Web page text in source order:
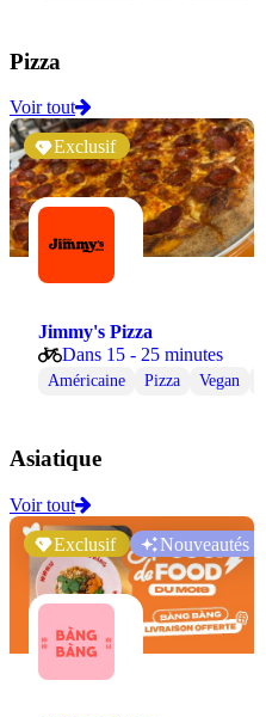
Pizza
Voir tout
Exclusif
Jimmy's Pizza
Dans 15 - 25 minutes
Américaine Pizza Vegan
Asiatique
Voir tout
Exclusif
Nouveautés